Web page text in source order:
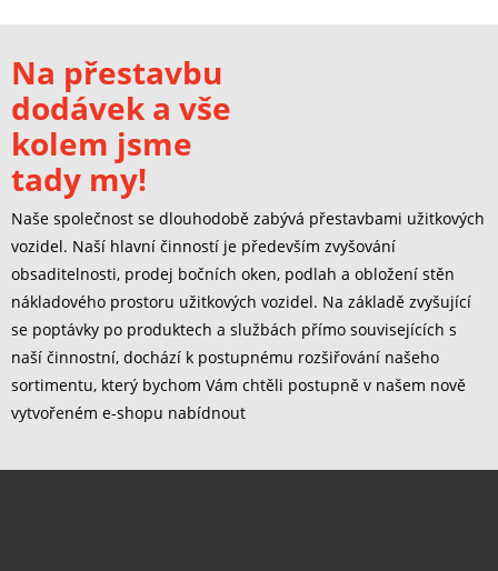
Na přestavbu
dodávek a vše
kolem jsme
tady my!
Naše společnost se dlouhodobě zabývá přestavbami užitkových
vozidel. Naší hlavní činností je především zvyšování
obsaditelnosti, prodej bočních oken, podlah a obložení stěn
nákladového prostoru užitkových vozidel. Na základě zvyšující
se poptávky po produktech a službách přímo souvisejících s
naší činnostní, dochází k postupnému rozšiřování našeho
sortimentu, který bychom Vám chtěli postupně v našem nově
vytvořeném e-shopu nabídnout